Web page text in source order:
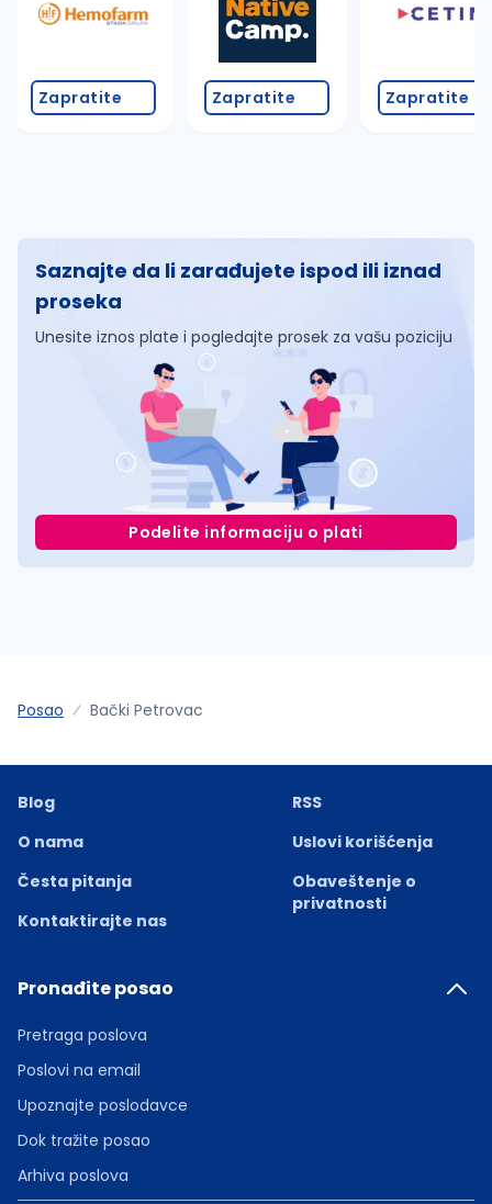
Zapratite Zapratite Zapratite
Saznajte da li zarađujete ispod ili iznad
proseka
Unesite iznos plate i pogledajte prosek za vašu poziciju
Podelite informaciju o plati
Posao Bački Petrovac
Blog
O nama
Česta pitanja
Kontaktirajte nas
RSS
Uslovi korišćenja
Obaveštenje o
privatnosti
Pronađite posao
Pretraga poslova
Poslovi na email
Upoznajte poslodavce
Dok tražite posao
Arhiva poslova